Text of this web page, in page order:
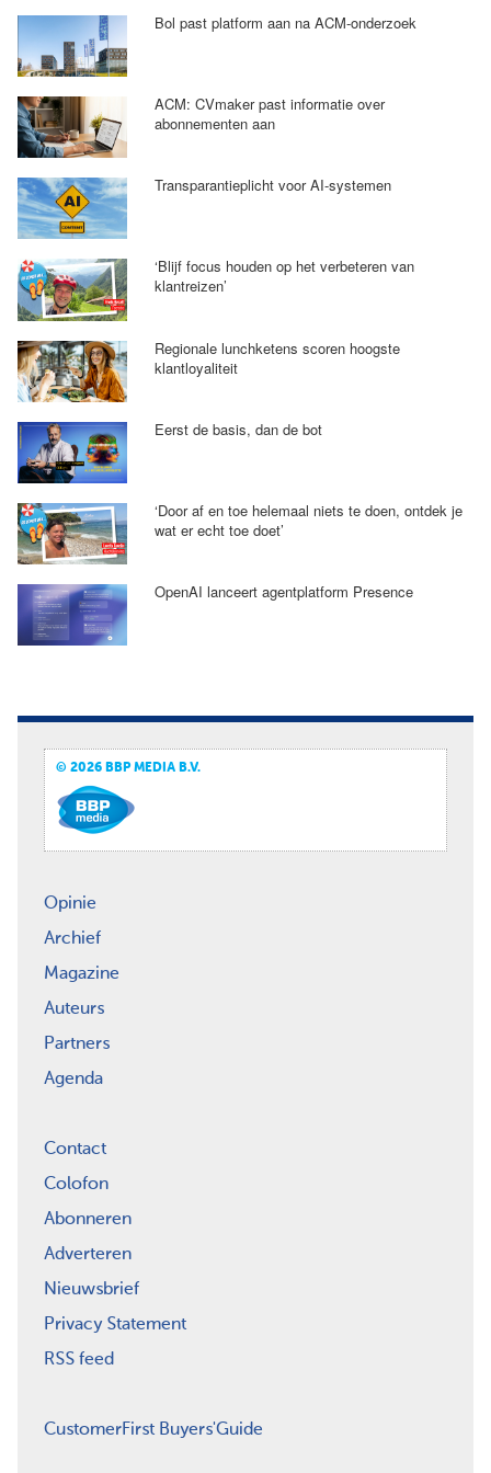
Bol past platform aan na ACM-onderzoek
ACM: CVmaker past informatie over
abonnementen aan
Transparantieplicht voor AI-systemen
‘Blijf focus houden op het verbeteren van
klantreizen’
Regionale lunchketens scoren hoogste
klantloyaliteit
Eerst de basis, dan de bot
‘Door af en toe helemaal niets te doen, ontdek je
wat er echt toe doet’
OpenAI lanceert agentplatform Presence
© 2026 BBP MEDIA B.V.
Opinie
Archief
Magazine
Auteurs
Partners
Agenda
Contact
Colofon
Abonneren
Adverteren
Nieuwsbrief
Privacy Statement
RSS feed
CustomerFirst Buyers'Guide